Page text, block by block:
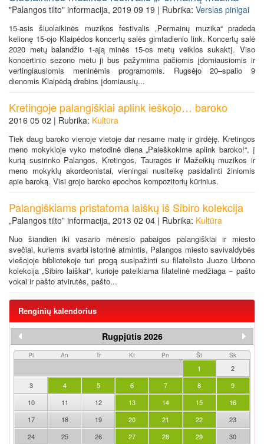
"Palangos tilto" informacija, 2019 09 19 | Rubrika: Verslas pinigai
15-asis šiuolaikinės muzikos festivalis „Permainų muzika“ pradeda
kelionę 15-ojo Klaipėdos koncertų salės gimtadienio link. Koncertų salė
2020 metų balandžio 1-ąją minės 15-os metų veiklos sukaktį. Viso
koncertinio sezono metu ji bus pažymima pačiomis įdomiausiomis ir
vertingiausiomis meninėmis programomis. Rugsėjo 20–spalio 9
dienomis Klaipėdą drebins įdomiausių...
Kretingoje palangiškiai aplink ieškojo… baroko
2016 05 02 | Rubrika: Kultūra
Tiek daug baroko vienoje vietoje dar nesame matę ir girdėję. Kretingos
meno mokykloje vyko metodinė diena „Paieškokime aplink baroko!“, į
kurią susirinko Palangos, Kretingos, Tauragės ir Mažeikių muzikos ir
meno mokyklų akordeonistai, vieningai nusiteikę pasidalinti žiniomis
apie baroką. Visi grojo baroko epochos kompozitorių kūrinius.
Palangiškiams pristatoma laiškų iš Sibiro kolekcija
„Palangos tilto” informacija, 2013 02 04 | Rubrika: Kultūra
Nuo šiandien iki vasario mėnesio pabaigos palangiškiai ir miesto
svečiai, kuriems svarbi istorinė atmintis, Palangos miesto savivaldybės
viešojoje bibliotekoje turi progą susipažinti su filatelisto Juozo Urbono
kolekcija „Sibiro laiškai“, kurioje pateikiama filatelinė medžiaga − pašto
vokai ir pašto atvirutės, pašto...
Renginių kalendorius
Rugpjūtis 2026
Pi An Tr Kt Pn Št Sk
1
2
3
4 5 6 7 8
9
10
11 12 13 14 15
16
17
18 19 20 21 22
23
24
25 26 27 28 29
30